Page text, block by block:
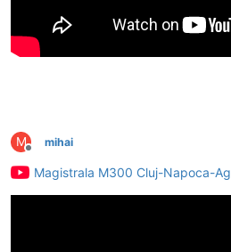
M
Deconectat
mihai
Magistrala M300 Cluj-Napoca-